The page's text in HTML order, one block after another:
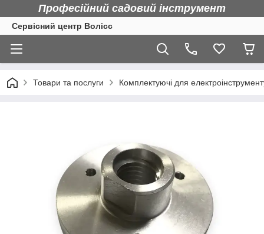
Професійний садовий інструмент
Сервісний центр Волісс
Товари та послуги Комплектуючі для